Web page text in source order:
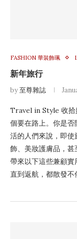
FASHION 華裝飾珮
新年旅行
by至尊雜誌
Travel in Style 收拾
個要在路上。你是
活的人們來說，即
飾、美妝護膚品，
帶來以下這些兼顧
直到返航，都散發不